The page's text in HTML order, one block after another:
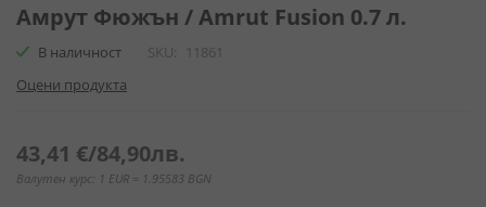
към
началото
на
галерия
със
Амрут Фюжън / Amrut Fusion 0.7 л.
В наличност SKU
11861
Оцени продукта
43,41 €/84,90лв.
Валутен курс: 1 EUR = 1.95583 BGN